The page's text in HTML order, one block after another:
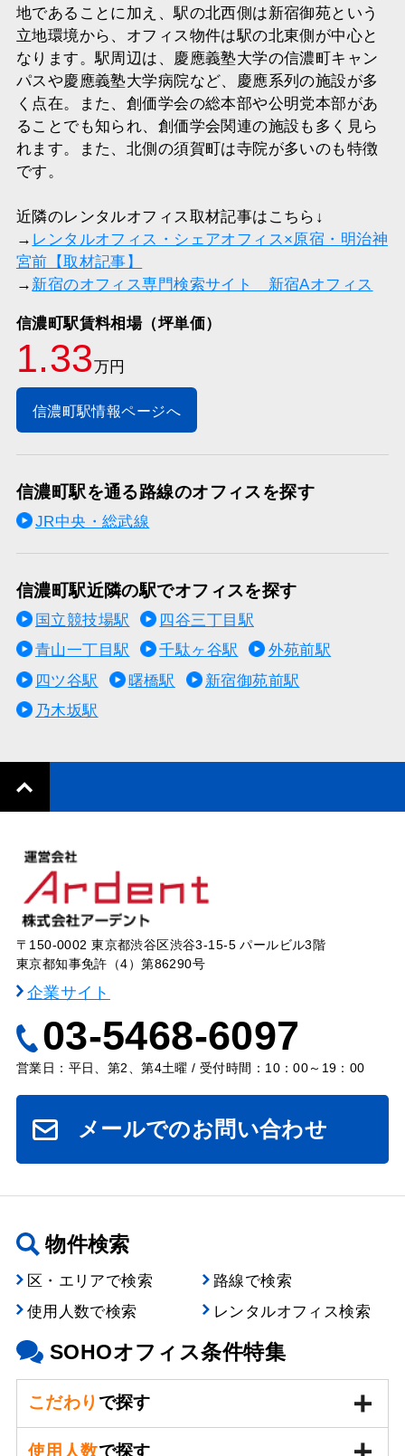
地であることに加え、駅の北西側は新宿御苑という
立地環境から、オフィス物件は駅の北東側が中心と
なります。駅周辺は、慶應義塾大学の信濃町キャン
パスや慶應義塾大学病院など、慶應系列の施設が多
く点在。また、創価学会の総本部や公明党本部があ
ることでも知られ、創価学会関連の施設も多く見ら
れます。また、北側の須賀町は寺院が多いのも特徴
です。
近隣のレンタルオフィス取材記事はこちら↓
→ レンタルオフィス・シェアオフィス×原宿・明治神
宮前【取材記事】
→ 新宿のオフィス専門検索サイト 新宿Aオフィス
信濃町駅賃料相場（坪単価）
1.33万円
信濃町駅情報ページへ
信濃町駅を通る路線のオフィスを探す
JR中央・総武線
信濃町駅近隣の駅でオフィスを探す
国立競技場駅
四谷三丁目駅
青山一丁目駅
千駄ヶ谷駅
外苑前駅
四ツ谷駅
曙橋駅
新宿御苑前駅
乃木坂駅
〒150-0002 東京都渋谷区渋谷3-15-5 パールビル3階
東京都知事免許（4）第86290号
企業サイト
03-5468-6097
営業日：平日、第2、第4土曜 / 受付時間：10：00～19：00
メールでのお問い合わせ
物件検索
区・エリアで検索
路線で検索
使用人数で検索
レンタルオフィス検索
SOHOオフィス条件特集
こだわり で探す
使用人数で探す